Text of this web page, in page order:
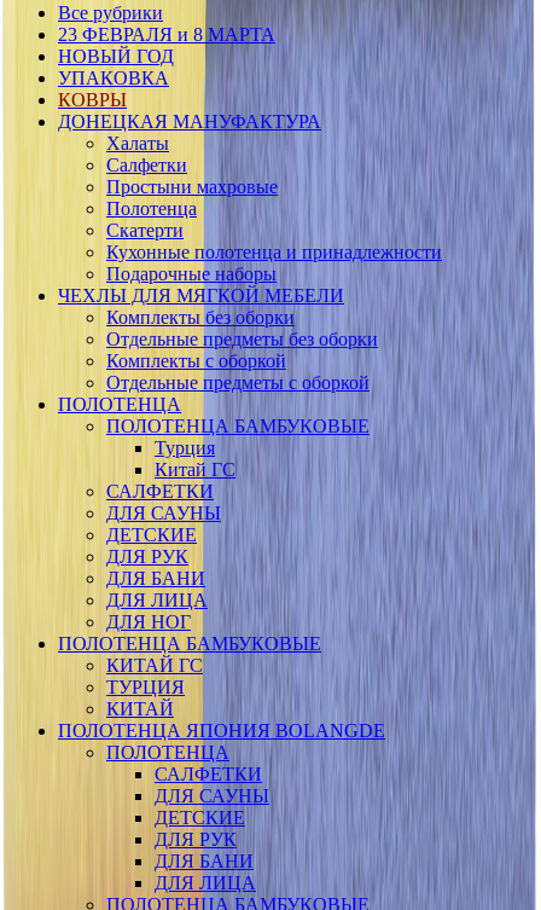
Все рубрики
23 ФЕВРАЛЯ и 8 МАРТА
НОВЫЙ ГОД
УПАКОВКА
КОВРЫ
ДОНЕЦКАЯ МАНУФАКТУРА
Халаты
Салфетки
Простыни махровые
Полотенца
Скатерти
Кухонные полотенца и принадлежности
Подарочные наборы
ЧЕХЛЫ ДЛЯ МЯГКОЙ МЕБЕЛИ
Комплекты без оборки
Отдельные предметы без оборки
Комплекты с оборкой
Отдельные предметы с оборкой
ПОЛОТЕНЦА
ПОЛОТЕНЦА БАМБУКОВЫЕ
Турция
Китай ГС
САЛФЕТКИ
ДЛЯ САУНЫ
ДЕТСКИЕ
ДЛЯ РУК
ДЛЯ БАНИ
ДЛЯ ЛИЦА
ДЛЯ НОГ
ПОЛОТЕНЦА БАМБУКОВЫЕ
КИТАЙ ГС
ТУРЦИЯ
КИТАЙ
ПОЛОТЕНЦА ЯПОНИЯ BOLANGDE
ПОЛОТЕНЦА
САЛФЕТКИ
ДЛЯ САУНЫ
ДЕТСКИЕ
ДЛЯ РУК
ДЛЯ БАНИ
ДЛЯ ЛИЦА
ПОЛОТЕНЦА БАМБУКОВЫЕ